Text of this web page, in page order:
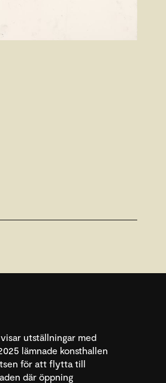
utställningar med
lämnade konsthallen
för att flytta till
där öppning